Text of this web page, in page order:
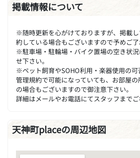
掲載情報について
※随時更新を心がけておりますが、掲載
約している場合もございますので予めご了
※駐車場・駐輪場・バイク置場の空き状
せ下さい。
※ペット飼育やSOHO利用・楽器使用の
管理規約で可能になっていても、お部屋
の場合もございますので御注意下さい。
詳細はメールやお電話にてスタッフまでご
天神町placeの周辺地図